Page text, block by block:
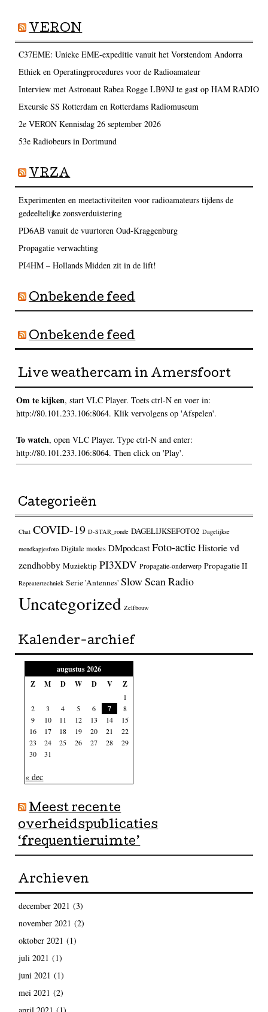
VERON
C37EME: Unieke EME-expeditie vanuit het Vorstendom Andorra
Ethiek en Operatingprocedures voor de Radioamateur
Interview met Astronaut Rabea Rogge LB9NJ te gast op HAM RADIO
Excursie SS Rotterdam en Rotterdams Radiomuseum
2e VERON Kennisdag 26 september 2026
53e Radiobeurs in Dortmund
VRZA
Experimenten en meetactiviteiten voor radioamateurs tijdens de
gedeeltelijke zonsverduistering
PD6AB vanuit de vuurtoren Oud-Kraggenburg
Propagatie verwachting
PI4HM – Hollands Midden zit in de lift!
Onbekende feed
Onbekende feed
Live weathercam in Amersfoort
Om te kijken, start VLC Player. Toets ctrl-N en voer in:
http://80.101.233.106:8064. Klik vervolgens op 'Afspelen'.
To watch, open VLC Player. Type ctrl-N and enter:
http://80.101.233.106:8064. Then click on 'Play'.
Categorieën
Chat COVID-19 D-STAR_ronde DAGELIJKSEFOTO2 Dagelijkse
mondkapjesfoto Digitale modes DMpodcast Foto-actieHistorie vd
zendhobby Muziektip PI3XDV Propagatie-onderwerp Propagatie II
Repeatertechniek Serie 'Antennes' Slow Scan Radio
Uncategorized Zelfbouw
Kalender-archief
augustus 2026
Z
M D W D V Z
1
2
3 4 5 6 7
8
9
10 11 12 13 14
15
16
17 18 19 20 21
22
23
24 25 26 27 28
29
30
31
« dec
Meest recente
overheidspublicaties
‘frequentieruimte’
Archieven
december 2021 (3)
november 2021 (2)
oktober 2021 (1)
juli 2021 (1)
juni 2021 (1)
mei 2021 (2)